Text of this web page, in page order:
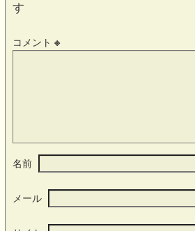
す
コメント ※
名前
メール